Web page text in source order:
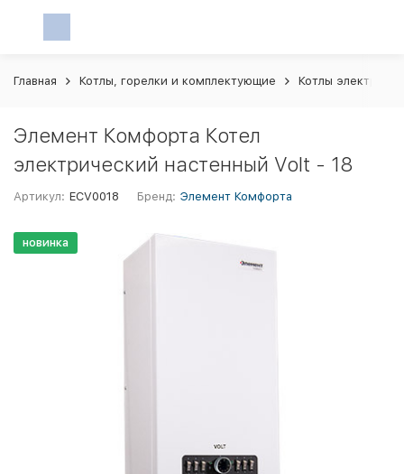
Главная Котлы, горелки и комплектующие Котлы
Элемент Комфорта Котел
электрический настенный Volt - 18
Артикул: ECV0018 Бренд: Элемент Комфорта
новинка